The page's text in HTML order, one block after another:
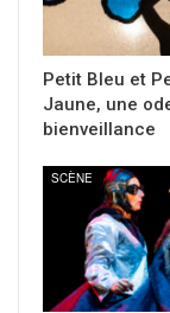
Petit Bleu et
Jaune, une
bienveillance
SCÈNE